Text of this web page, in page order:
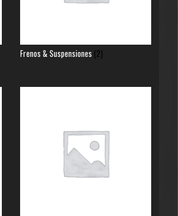
Frenos & Suspensiones (2)